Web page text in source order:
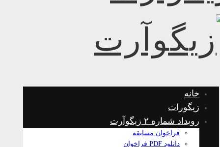
خانه
زیگورات
رویداد شماره ۲ زیگوآرت
فراخوان مسابقه
دانلود PDF فراخوان